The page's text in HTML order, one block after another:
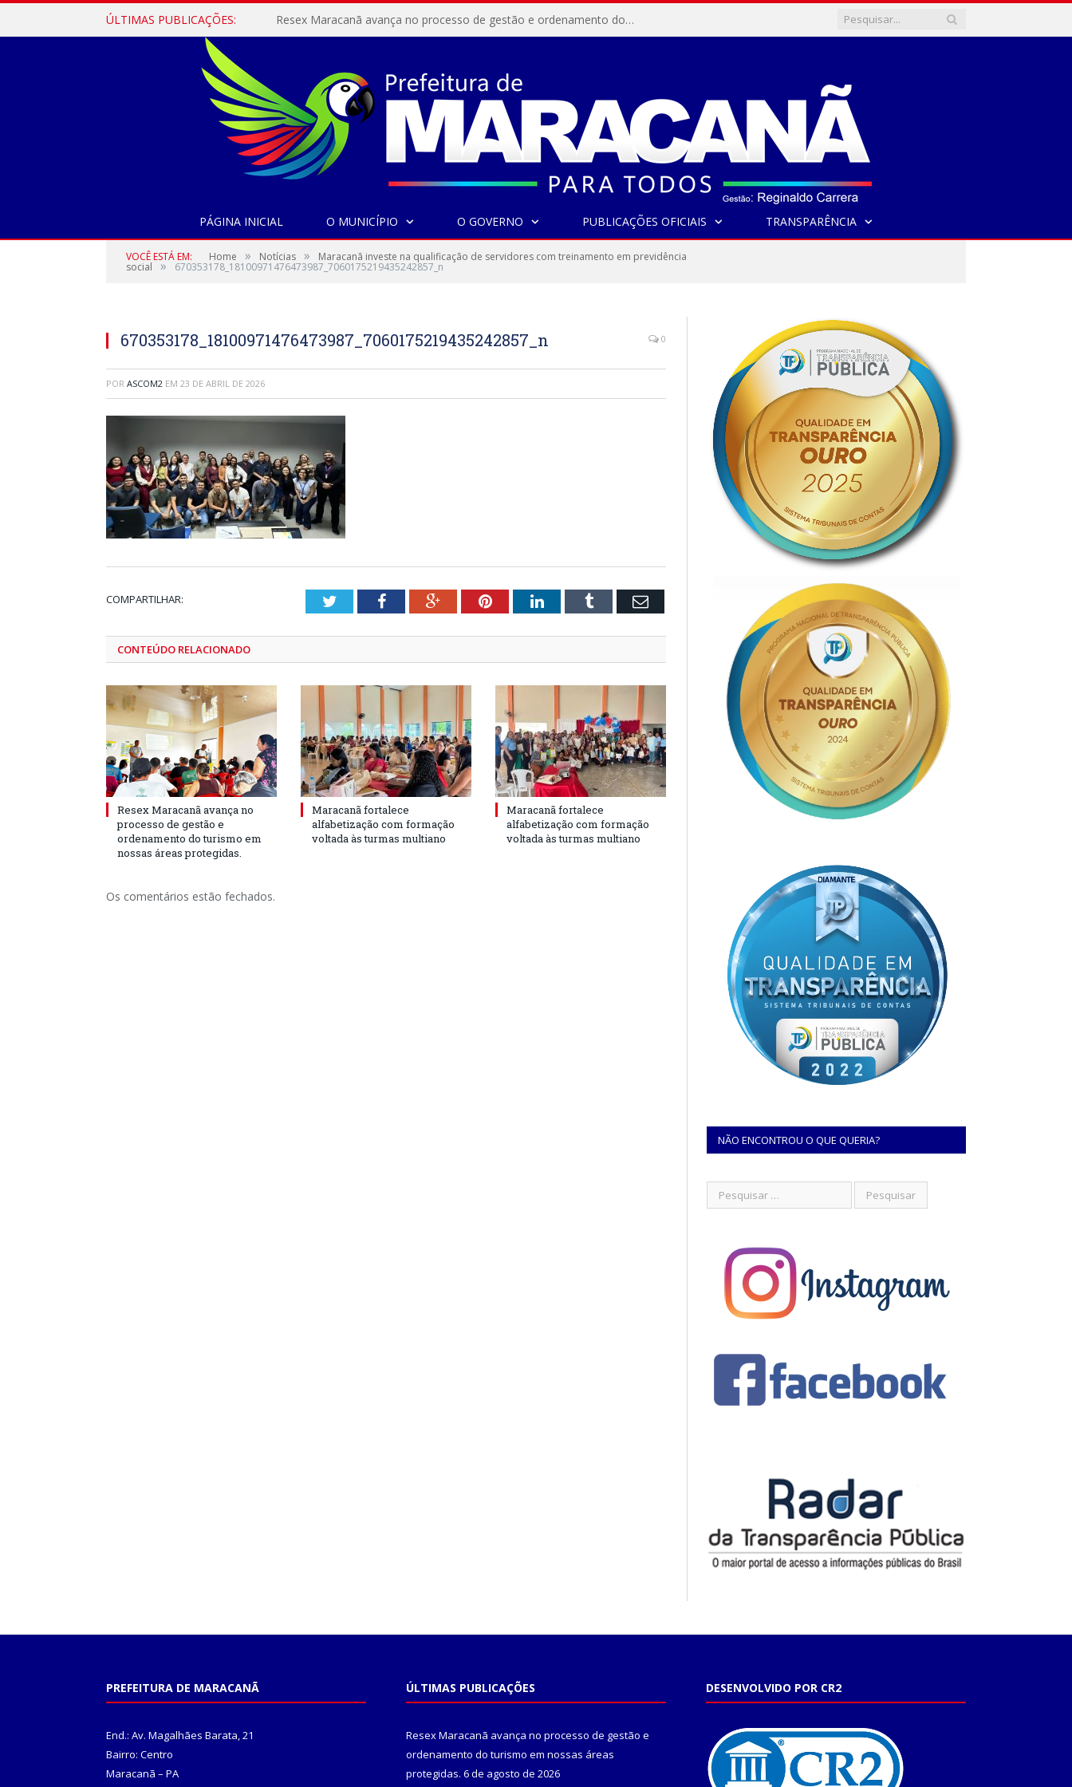
ÚLTIMAS PUBLICAÇÕES: Resex Maracanã avança no processo de gestão e ordenamento do turismo em nossas áreas protegidas.
PÁGINA INICIAL O MUNICÍPIO O GOVERNO PUBLICAÇÕES OFICIAIS TRANSPARÊNCIA
VOCÊ ESTÁ EM: Home » Notícias » Maracanã investe na qualificação de servidores com treinamento em previdência
social » 670353178_18100971476473987_7060175219435242857_n
670353178_18100971476473987_7060175219435242857_n 0
POR ASCOM2 EM 23 DE ABRIL DE 2026
COMPARTILHAR: TwitterFacebookGoogle+PinterestLinkedInTumblr Email
CONTEÚDO RELACIONADO
Resex Maracanã avança no
processo de gestão e
ordenamento do turismo em
nossas áreas protegidas.
Maracanã fortalece
alfabetização com formação
voltada às turmas multiano
Maracanã fortalece
alfabetização com formação
voltada às turmas multiano
Os comentários estão fechados.
NÃO ENCONTROU O QUE QUERIA?
PREFEITURA DE MARACANÃ
End.: Av. Magalhães Barata, 21
Bairro: Centro
Maracanã – PA
ÚLTIMAS PUBLICAÇÕES
Resex Maracanã avança no processo de gestão e
ordenamento do turismo em nossas áreas
protegidas. 6 de agosto de 2026
DESENVOLVIDO POR CR2